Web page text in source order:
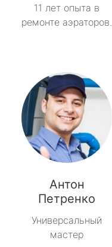
11 лет опыта в
ремонте аэраторов.
Антон
Петренко
Универсальный
мастер